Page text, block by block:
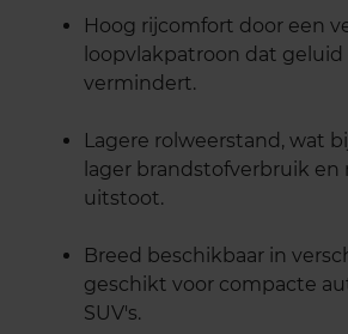
Hoog rijcomfort door een
loopvlakpatroon dat
vermindert.
Lagere rolweerstand, wat
lager brandstofverbruik en
uitstoot.
Breed beschikbaar in
geschikt voor compacte
SUV's.